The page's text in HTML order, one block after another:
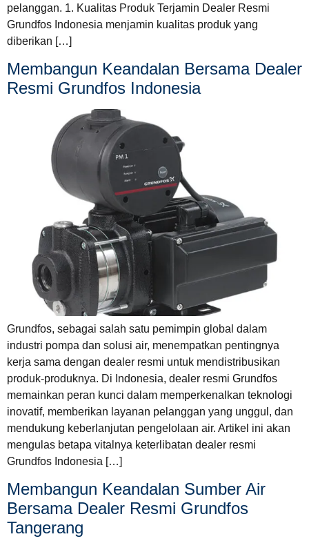
pelanggan. 1. Kualitas Produk Terjamin Dealer Resmi
Grundfos Indonesia menjamin kualitas produk yang
diberikan […]
Membangun Keandalan Bersama Dealer
Resmi Grundfos Indonesia
Grundfos, sebagai salah satu pemimpin global dalam
industri pompa dan solusi air, menempatkan pentingnya
kerja sama dengan dealer resmi untuk mendistribusikan
produk-produknya. Di Indonesia, dealer resmi Grundfos
memainkan peran kunci dalam memperkenalkan teknologi
inovatif, memberikan layanan pelanggan yang unggul, dan
mendukung keberlanjutan pengelolaan air. Artikel ini akan
mengulas betapa vitalnya keterlibatan dealer resmi
Grundfos Indonesia […]
Membangun Keandalan Sumber Air
Bersama Dealer Resmi Grundfos
Tangerang